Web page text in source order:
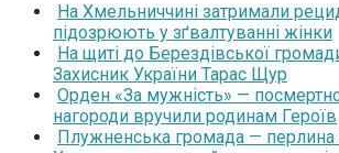
На Хмельниччині затримали
підозрюють у зґвалтуванні жінки
На щиті до Берездівської
Захисник України Тарас Щур
Орден «За мужність» —
нагороди вручили родинам Героїв
Плужненська громада — перлина